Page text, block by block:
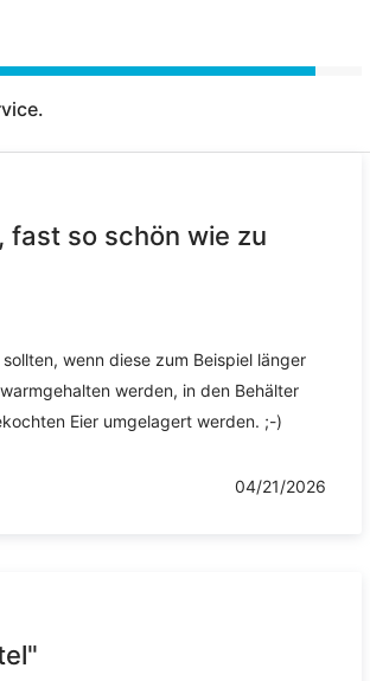
fast so schön wie zu
wenn diese zum Beispiel länger
werden, in den Behälter
Eier umgelagert werden. ;-)
04/21/2026